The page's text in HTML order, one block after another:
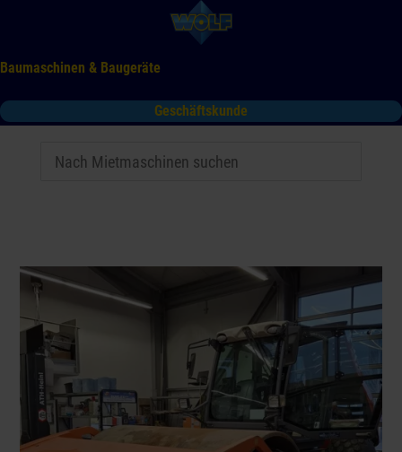
Baumaschinen & Baugeräte
Geschäftskunde